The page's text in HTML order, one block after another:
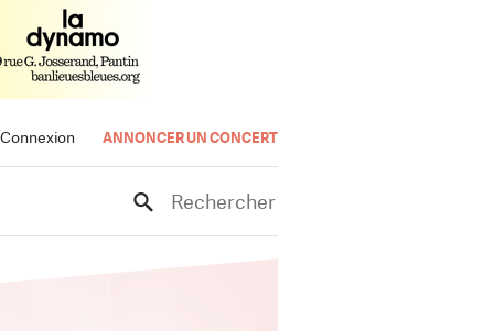
Connexion ANNONCER UN CONCERT
Rechercher